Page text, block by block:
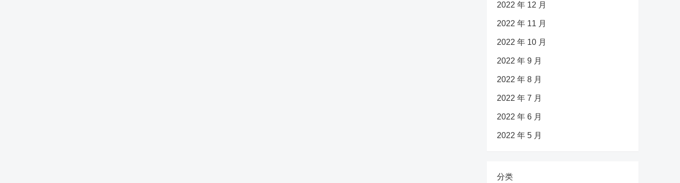
2022 年 12 月
2022 年 11 月
2022 年 10 月
2022 年 9 月
2022 年 8 月
2022 年 7 月
2022 年 6 月
2022 年 5 月
分类